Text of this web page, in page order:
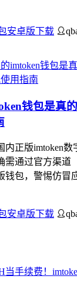
安卓版下载
钱包是真
内正版imtoken
需通过官方渠道
钱包，警惕仿冒
安卓版下载